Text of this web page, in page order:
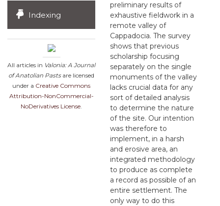
Indexing
All articles in Valonia: A Journal
of Anatolian Pastsare licensed
under a Creative Commons
Attribution-NonCommercial-
NoDerivatives License.
preliminary results of
exhaustive fieldwork in a
remote valley of
Cappadocia. The survey
shows that previous
scholarship focusing
separately on the single
monuments of the valley
lacks crucial data for any
sort of detailed analysis
to determine the nature
of the site. Our intention
was therefore to
implement, in a harsh
and erosive area, an
integrated methodology
to produce as complete
a record as possible of an
entire settlement. The
only way to do this